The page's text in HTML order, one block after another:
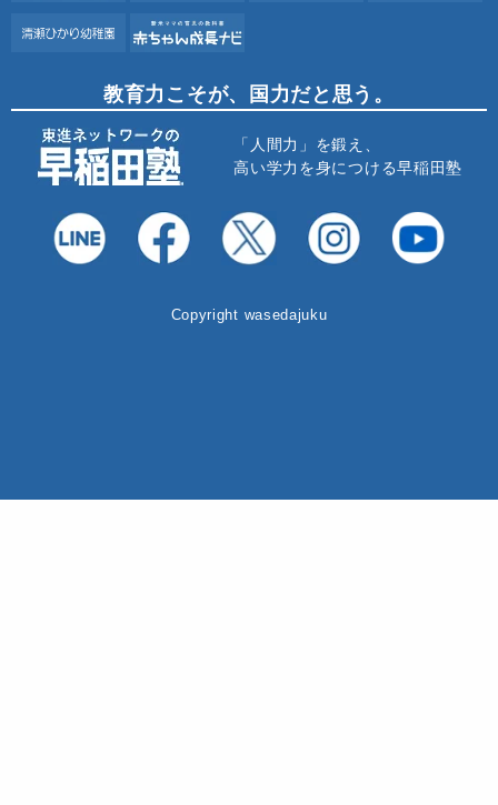
教育力こそが、国力だと思う。
「人間力」を鍛え、
高い学力を身につける早稲田塾
Copyright wasedajuku